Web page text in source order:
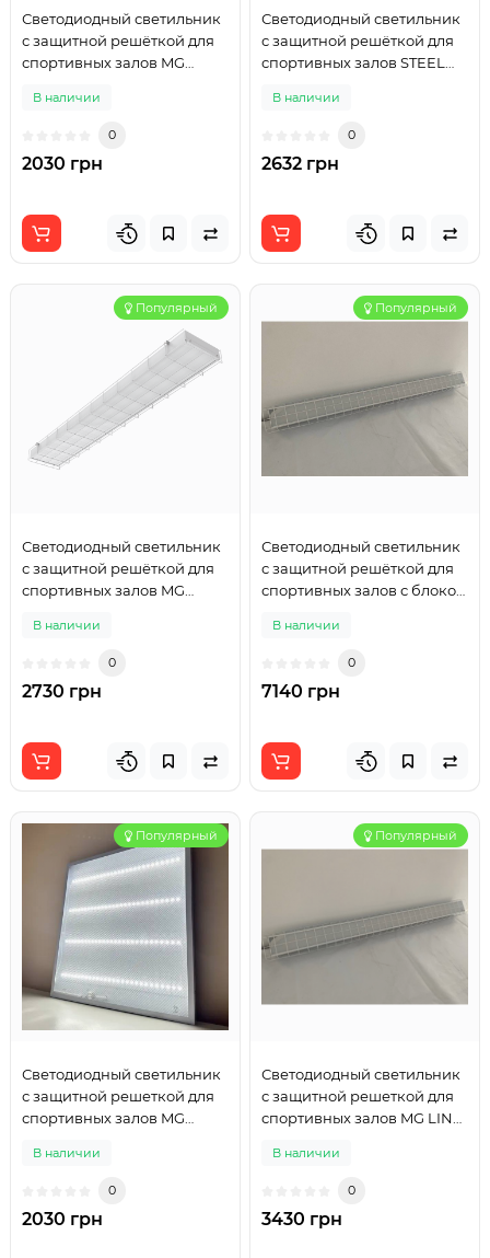
Светодиодный светильник
с защитной решёткой для
спортивных залов MG
32W
В наличии
0
2030 грн
Светодиодный светильник
с защитной решёткой для
спортивных залов STEEL
В наличии
0
2632 грн
Популярный
Светодиодный светильник
с защитной решёткой для
спортивных залов MG
В наличии
0
2730 грн
Популярный
Светодиодный светильник
с защитной решёткой для
спортивных залов с блоком
LINE SPORT 1200mm 80W
В наличии
0
7140 грн
Популярный
Светодиодный светильник
с защитной решеткой для
спортивных залов MG
32W
В наличии
0
2030 грн
Популярный
Светодиодный светильник
с защитной решеткой для
спортивных залов MG LINE
В наличии
0
3430 грн